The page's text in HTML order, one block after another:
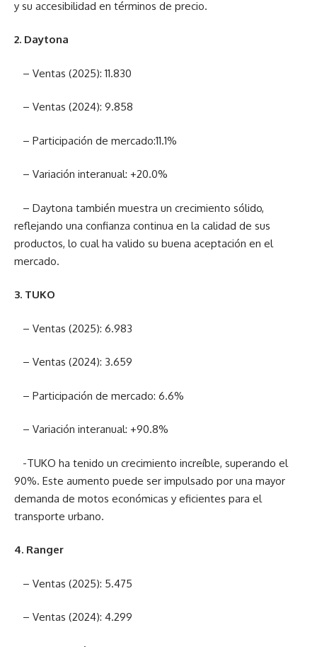
y su accesibilidad en términos de precio.
2. Daytona
– Ventas (2025): 11.830
– Ventas (2024): 9.858
– Participación de mercado:11.1%
– Variación interanual: +20.0%
– Daytona también muestra un crecimiento sólido,
reflejando una confianza continua en la calidad de sus
productos, lo cual ha valido su buena aceptación en el
mercado.
3. TUKO
– Ventas (2025): 6.983
– Ventas (2024): 3.659
– Participación de mercado: 6.6%
– Variación interanual: +90.8%
-TUKO ha tenido un crecimiento increíble, superando el
90%. Este aumento puede ser impulsado por una mayor
demanda de motos económicas y eficientes para el
transporte urbano.
4. Ranger
– Ventas (2025): 5.475
– Ventas (2024): 4.299